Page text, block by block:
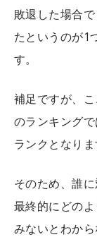
敗退した場合
たというのが1
す。
補足ですが、
のランキング
ランクとなりま
そのため、誰
最終的にどの
みないとわか